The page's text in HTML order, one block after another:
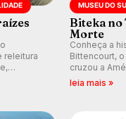
releitura
polinésia
indústria.
MUSEU DO
Biteka no
Morte
Conheça a
Bittencourt,
cruzou a
ao Pacífico
leia mais »